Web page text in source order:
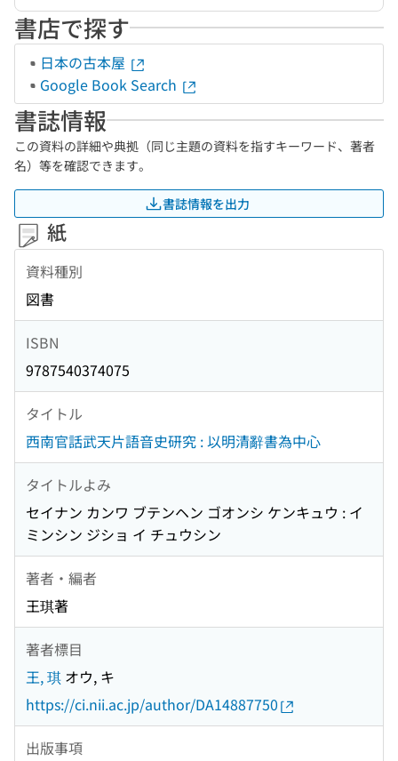
書店で探す
日本の古本屋
Google Book Search
書誌情報
この資料の詳細や典拠（同じ主題の資料を指すキーワード、著者
名）等を確認できます。
書誌情報を出力
紙
資料種別
図書
ISBN
9787540374075
タイトル
西南官話武天片語音史研究 : 以明清辭書為中心
タイトルよみ
セイナン カンワ ブテンヘン ゴオンシ ケンキュウ : イ
ミンシン ジショ イ チュウシン
著者・編者
王琪著
著者標目
王, 琪 オウ, キ
https://ci.nii.ac.jp/author/DA14887750
出版事項